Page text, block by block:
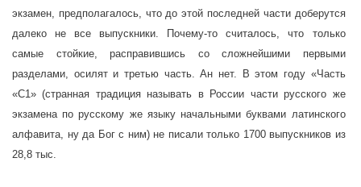
экзамен, предполагалось, что до этой последней части доберутся
далеко не все выпускники. Почему-то считалось, что только
самые стойкие, расправившись со сложнейшими первыми
разделами, осилят и третью часть. Ан нет. В этом году «Часть
«С1» (странная традиция называть в России части русского же
экзамена по русскому же языку начальными буквами латинского
алфавита, ну да Бог с ним) не писали только 1700 выпускников из
28,8 тыс.